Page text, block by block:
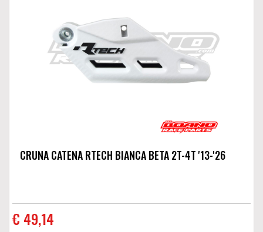
CRUNA CATENA RTECH BIANCA BETA 2T-4T '13-'26
€ 49,14